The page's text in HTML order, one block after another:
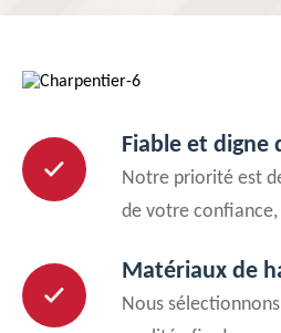
Fiable et digne
Notre priorité est
de votre confiance,
Matériaux de
Nous